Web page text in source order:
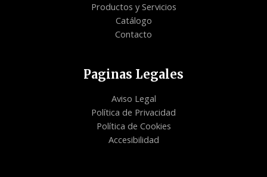
Productos y Servicios
Catálogo
Contacto
Paginas Legales
Aviso Legal
Política de Privacidad
Política de Cookies
Accesibilidad